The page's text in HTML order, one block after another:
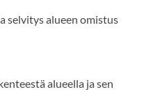
selvitys alueen omistus
alueella ja sen